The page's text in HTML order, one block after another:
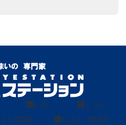
買いた
い 0120-
貸し たい
借り たい 0120-